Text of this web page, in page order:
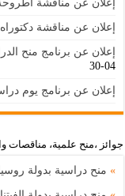
إعلان عن مناقشة
إعلان عن مناقشة دكتوراه
إعلان عن برنامج منح
04-30
إعلان عن برنامج يوم
جوائز ،منح علمية، مناقصات
» منح دراسية بدولة